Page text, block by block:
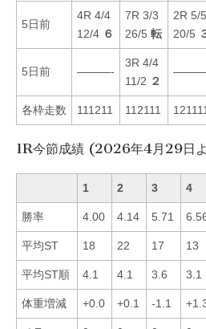
5日前
4R 4/4
12/4 ６
7R 3/3
26/5 転
2R 5/5
20/5
5日前 ———-
3R 4/4
11/2 ２
各枠走数 111211 112111 121111
1R今節成績 (2026年4月29日
1 2 3 4
勝率 4.00 4.14 5.71
平均ST 18 22 17 13
平均ST順 4.1 4.1 3.6 3.1
体重増減 +0.0 +0.1 -1.1